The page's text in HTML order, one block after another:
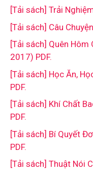
[Tải sách] Trải
[Tải sách] Câu
[Tải sách] Quên Hôm
2017) PDF.
[Tải sách] Học Ăn,
PDF.
[Tải sách] Khí Chất
PDF.
[Tải sách] Bí Quyết
PDF.
[Tải sách] Thuật Nói